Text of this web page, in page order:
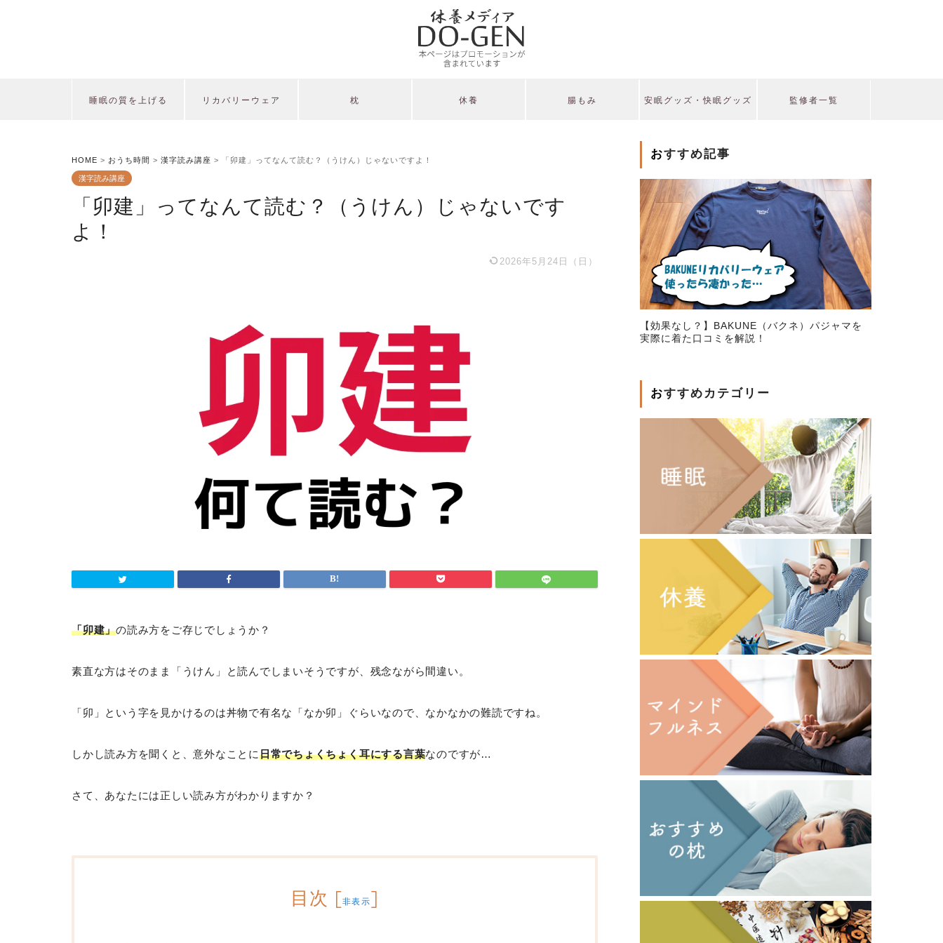
睡眠の質を上げる リカバリーウェア 枕 休養 腸もみ 安眠グッズ・快眠グッズ 監修者一覧
HOME > おうち時間 > 漢字読み講座 > 「卯建」ってなんて読む？（うけん）じゃないですよ！
漢字読み講座
「卯建」ってなんて読む？（うけん）じゃないです
よ！
2026年5月24日（日）
「卯建」の読み方をご存じでしょうか？
素直な方はそのまま「うけん」と読んでしまいそうですが、残念ながら間違い。
「卯」という字を見かけるのは丼物で有名な「なか卯」ぐらいなので、なかなかの難読ですね。
しかし読み方を聞くと、意外なことに日常でちょくちょく耳にする言葉なのですが…
さて、あなたには正しい読み方がわかりますか？
目次 [非表示]
おすすめ記事
【効果なし？】BAKUNE（バクネ）パジャマを
実際に着た口コミを解説！
おすすめカテゴリー